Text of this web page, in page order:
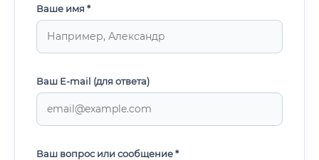
Ваше имя *
Ваш E-mail (для ответа)
Ваш вопрос или сообщение *